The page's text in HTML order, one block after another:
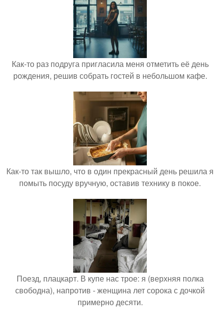
Как-то раз подруга пригласила меня отметить её день
рождения, решив собрать гостей в небольшом кафе.
Как-то так вышло, что в один прекрасный день решила я
помыть посуду вручную, оставив технику в покое.
Поезд, плацкарт. В купе нас трое: я (верхняя полка
свободна), напротив - женщина лет сорока с дочкой
примерно десяти.